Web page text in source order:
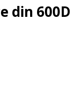
din 600D